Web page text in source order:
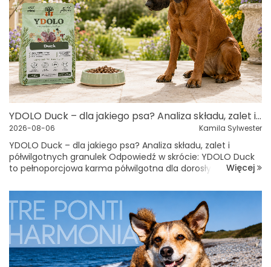
YDOLO Duck – dla jakiego psa? Analiza składu, zalet i półwilgotnych granulek
2026-08-06 Kamila Sylwester
YDOLO Duck – dla jakiego psa? Analiza składu, zalet i
półwilgotnych granulek Odpowiedź w skrócie: YDOLO Duck
to pełnoporcjowa karma półwilgotna dla dorosłych i
z k...
Więcej